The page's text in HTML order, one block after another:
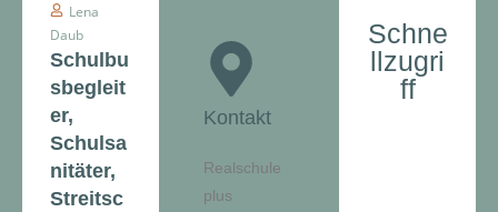
Kontakt
Realschule
plus
Lena
Daub
Schulbu
sbegleit
er,
Schulsa
nitäter,
Streitsc
Schne
llzugri
ff